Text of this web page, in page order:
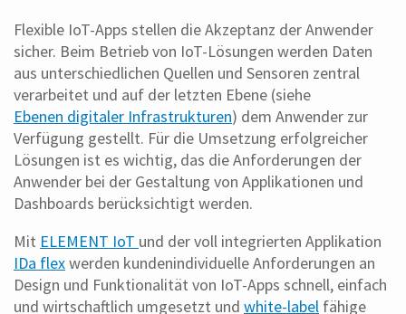
Flexible IoT-Apps stellen die Akzeptanz der Anwender
sicher. Beim Betrieb von IoT-Lösungen werden Daten
aus unterschiedlichen Quellen und Sensoren zentral
verarbeitet und auf der letzten Ebene (siehe
Ebenen digitaler Infrastrukturen) dem Anwender zur
Verfügung gestellt. Für die Umsetzung erfolgreicher
Lösungen ist es wichtig, das die Anforderungen der
Anwender bei der Gestaltung von Applikationen und
Dashboards berücksichtigt werden.
Mit ELEMENT IoT und der voll integrierten Applikation
IDa flexwerden kundenindividuelle Anforderungen an
Design und Funktionalität von IoT-Apps schnell, einfach
und wirtschaftlich umgesetzt und white-label fähige